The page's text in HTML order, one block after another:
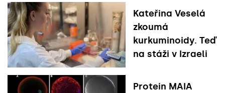
Kateřina Veselá
zkoumá
kurkuminoidy. Teď
na stáži v Izraeli
Protein MAIA